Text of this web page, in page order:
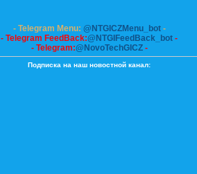
- Telegram Menu: @NTGICZMenu_bot-
- Telegram FeedBack:@NTGIFeedBack_bot -
- Telegram:@NovoTechGICZ-
Подписка на наш новостной канал: